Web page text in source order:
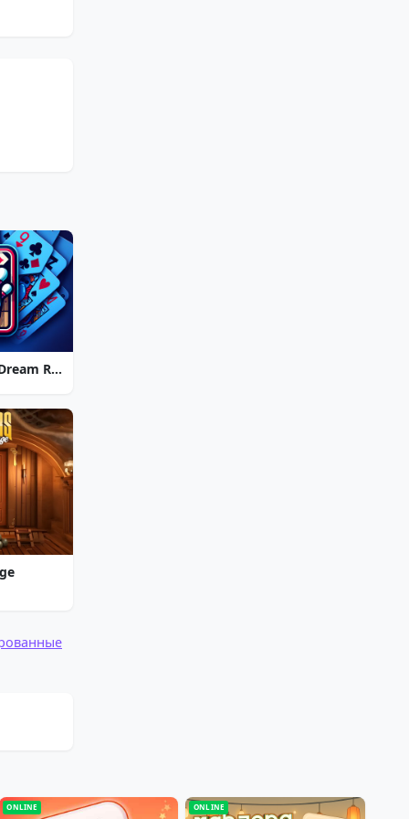
Strike Solitaire 3: Dream Resort
ONLINE ONLINE